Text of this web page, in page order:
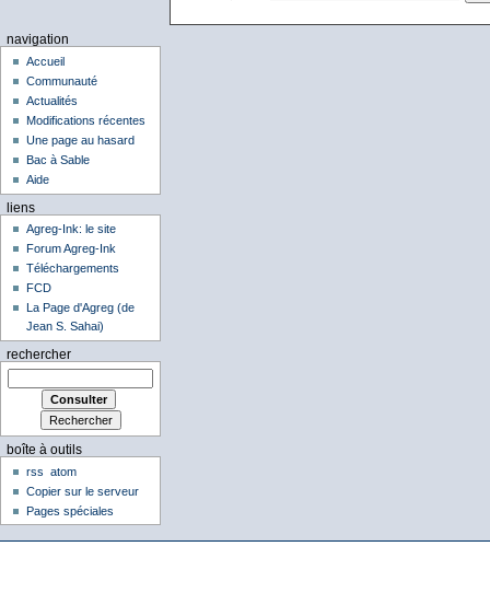
navigation
Accueil
Communauté
Actualités
Modifications récentes
Une page au hasard
Bac à Sable
Aide
liens
Agreg-Ink: le site
Forum Agreg-Ink
Téléchargements
FCD
La Page d'Agreg (de
Jean S. Sahai)
rechercher
boîte à outils
rss
atom
Copier sur le serveur
Pages spéciales